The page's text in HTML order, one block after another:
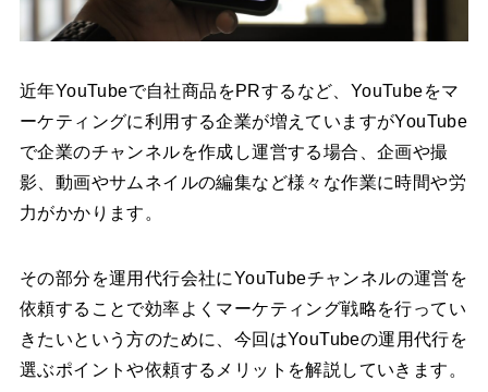
近年YouTubeで自社商品をPRするなど、YouTubeをマ
ーケティングに利用する企業が増えていますがYouTube
で企業のチャンネルを作成し運営する場合、企画や撮
影、動画やサムネイルの編集など様々な作業に時間や労
力がかかります。
その部分を運用代行会社にYouTubeチャンネルの運営を
依頼することで効率よくマーケティング戦略を行ってい
きたいという方のために、今回はYouTubeの運用代行を
選ぶポイントや依頼するメリットを解説していきます。